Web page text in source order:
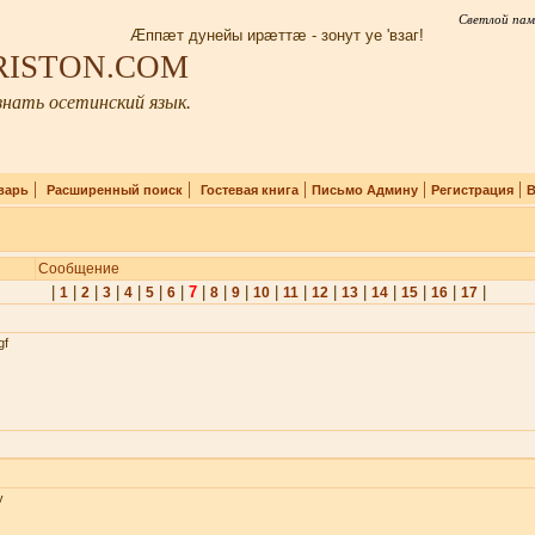
Светлой
Æппæт дунейы ирæттæ - зонут уе 'взаг!
осетинский язык.
| Расширенный поиск| Гостевая книга| Письмо Админу| Регистрация|
Сообщение
1| 2| 3| 4| 5| 6| 7| 8| 9| 10| 11| 12| 13| 14| 15| 16| 17|